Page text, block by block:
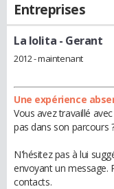
Entreprises
La lolita - Gerant
2012 - maintenant
Une expérience
Vous avez travaillé
pas dans son parcours
N'hésitez pas à lui
envoyant un message.
contacts.